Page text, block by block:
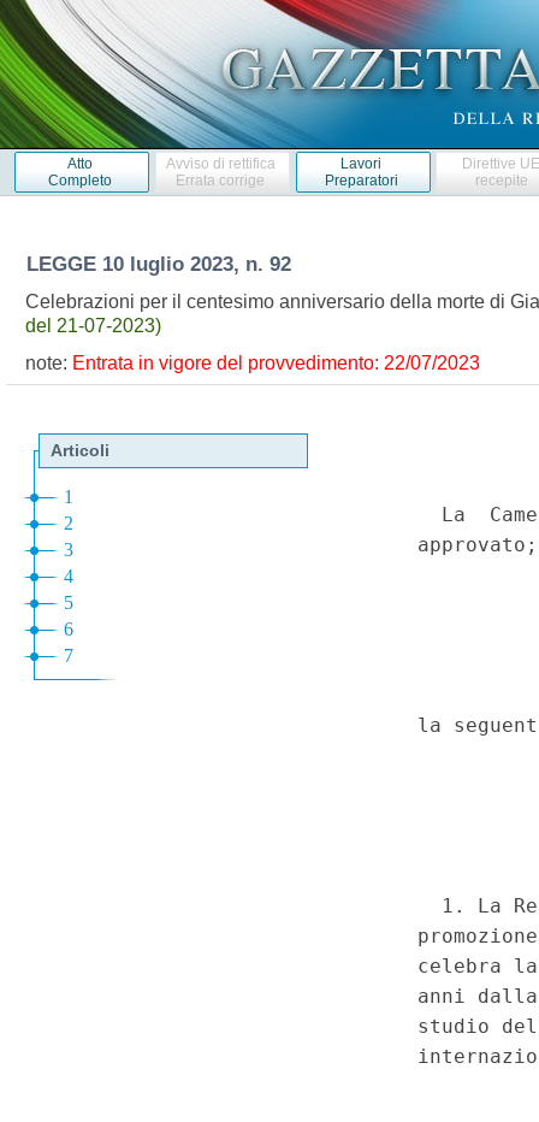
Atto
Completo
Avviso di rettifica
Errata corrige
Lavori
Preparatori
Direttive
recepite
LEGGE 10 luglio 2023, n. 92
Celebrazioni per il centesimo anniversario della morte di
del 21-07-2023)
note: Entrata in vigore del provvedimento: 22/07/2023